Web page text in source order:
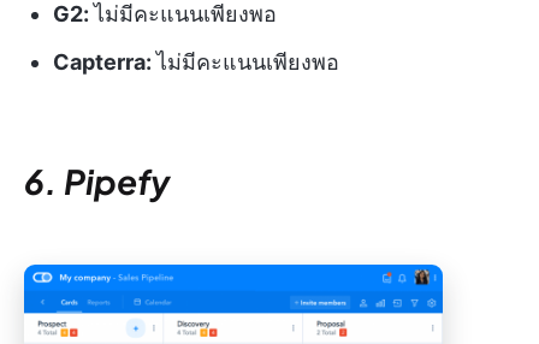
G2:ไม่มีคะแนนเพียงพอ
Capterra:ไม่มีคะแนนเพียงพอ
6. Pipefy